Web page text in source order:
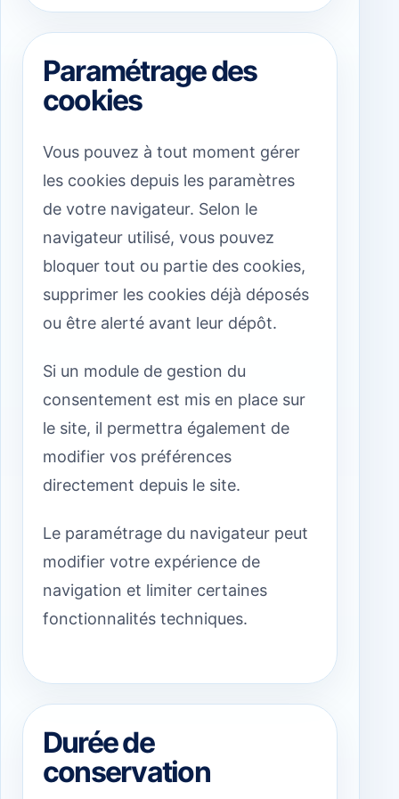
Paramétrage des
cookies
Vous pouvez à tout moment gérer
les cookies depuis les paramètres
de votre navigateur. Selon le
navigateur utilisé, vous pouvez
bloquer tout ou partie des cookies,
supprimer les cookies déjà déposés
ou être alerté avant leur dépôt.
Si un module de gestion du
consentement est mis en place sur
le site, il permettra également de
modifier vos préférences
directement depuis le site.
Le paramétrage du navigateur peut
modifier votre expérience de
navigation et limiter certaines
fonctionnalités techniques.
Durée de
conservation